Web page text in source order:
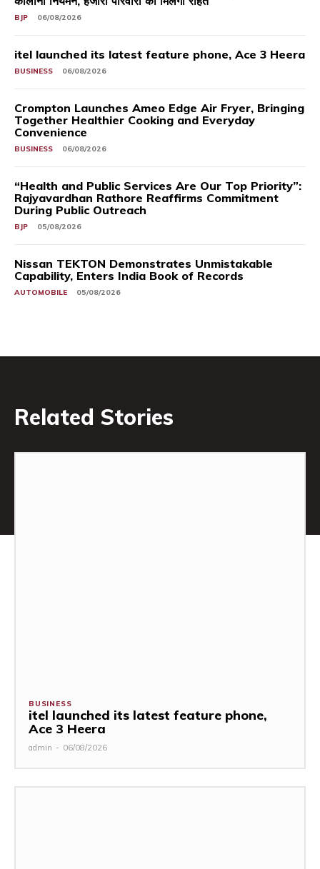
BJP 06/08/2026
itel launched its latest feature phone, Ace 3 Heera
BUSINESS 06/08/2026
Crompton Launches Ameo Edge Air Fryer, Bringing
Together Healthier Cooking and Everyday
Convenience
BUSINESS 06/08/2026
“Health and Public Services Are Our Top Priority”:
Rajyavardhan Rathore Reaffirms Commitment
During Public Outreach
BJP 05/08/2026
Nissan TEKTON Demonstrates Unmistakable
Capability, Enters India Book of Records
AUTOMOBILE 05/08/2026
Related Stories
BUSINESS
itel launched its latest feature phone,
Ace 3 Heera
admin - 06/08/2026